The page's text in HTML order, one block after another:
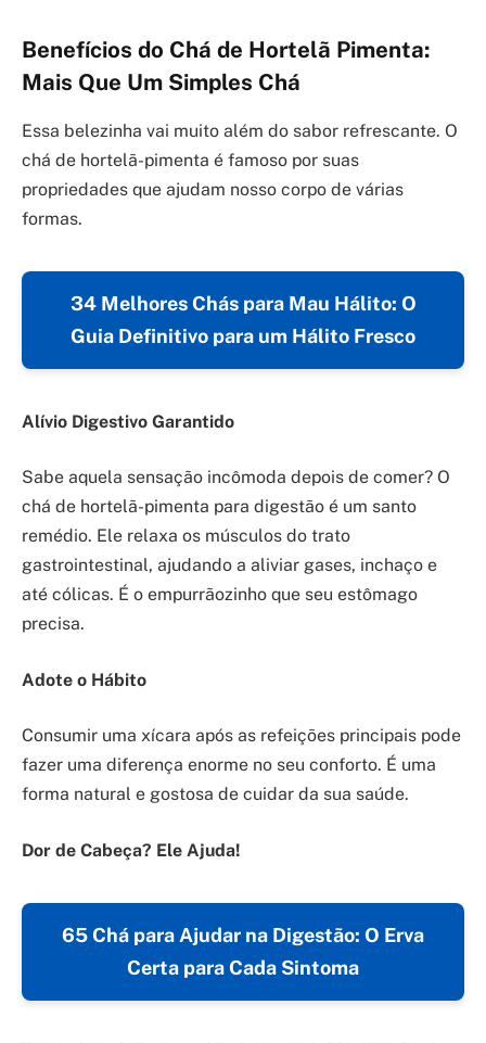
Benefícios do Chá de Hortelã Pimenta:
Mais Que Um Simples Chá
Essa belezinha vai muito além do sabor refrescante. O
chá de hortelã-pimenta é famoso por suas
propriedades que ajudam nosso corpo de várias
formas.
34 Melhores Chás para Mau Hálito: O
Guia Definitivo para um Hálito Fresco
Alívio Digestivo Garantido
Sabe aquela sensação incômoda depois de comer? O
chá de hortelã-pimenta para digestão é um santo
remédio. Ele relaxa os músculos do trato
gastrointestinal, ajudando a aliviar gases, inchaço e
até cólicas. É o empurrãozinho que seu estômago
precisa.
Adote o Hábito
Consumir uma xícara após as refeições principais pode
fazer uma diferença enorme no seu conforto. É uma
forma natural e gostosa de cuidar da sua saúde.
Dor de Cabeça? Ele Ajuda!
65 Chá para Ajudar na Digestão: O Erva
Certa para Cada Sintoma